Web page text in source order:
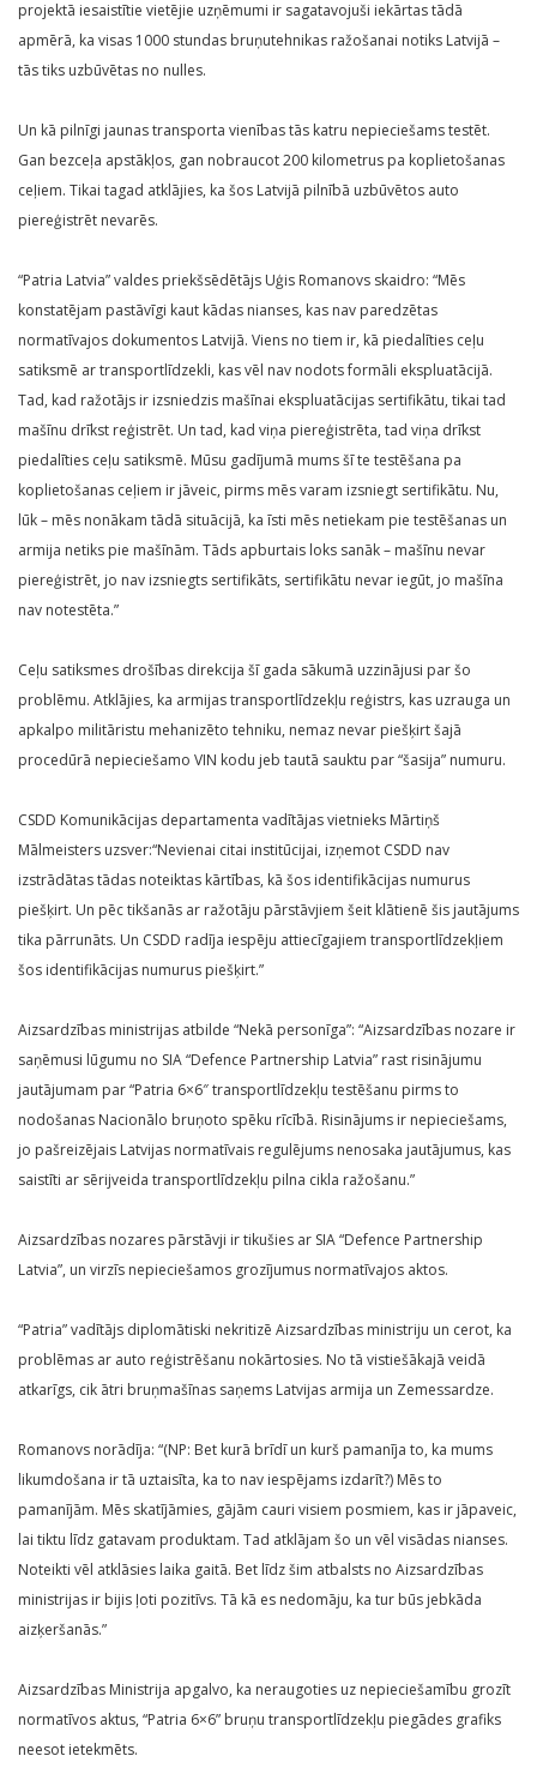
projektā iesaistītie vietējie uzņēmumi ir sagatavojuši iekārtas tādā
apmērā, ka visas 1000 stundas bruņutehnikas ražošanai notiks Latvijā –
tās tiks uzbūvētas no nulles.
Un kā pilnīgi jaunas transporta vienības tās katru nepieciešams testēt.
Gan bezceļa apstākļos, gan nobraucot 200 kilometrus pa koplietošanas
ceļiem. Tikai tagad atklājies, ka šos Latvijā pilnībā uzbūvētos auto
piereģistrēt nevarēs.
“Patria Latvia” valdes priekšsēdētājs Uģis Romanovs skaidro: “Mēs
konstatējam pastāvīgi kaut kādas nianses, kas nav paredzētas
normatīvajos dokumentos Latvijā. Viens no tiem ir, kā piedalīties ceļu
satiksmē ar transportlīdzekli, kas vēl nav nodots formāli ekspluatācijā.
Tad, kad ražotājs ir izsniedzis mašīnai ekspluatācijas sertifikātu, tikai tad
mašīnu drīkst reģistrēt. Un tad, kad viņa piereģistrēta, tad viņa drīkst
piedalīties ceļu satiksmē. Mūsu gadījumā mums šī te testēšana pa
koplietošanas ceļiem ir jāveic, pirms mēs varam izsniegt sertifikātu. Nu,
lūk – mēs nonākam tādā situācijā, ka īsti mēs netiekam pie testēšanas un
armija netiks pie mašīnām. Tāds apburtais loks sanāk – mašīnu nevar
piereģistrēt, jo nav izsniegts sertifikāts, sertifikātu nevar iegūt, jo mašīna
nav notestēta.”
Ceļu satiksmes drošības direkcija šī gada sākumā uzzinājusi par šo
problēmu. Atklājies, ka armijas transportlīdzekļu reģistrs, kas uzrauga un
apkalpo militāristu mehanizēto tehniku, nemaz nevar piešķirt šajā
procedūrā nepieciešamo VIN kodu jeb tautā sauktu par “šasija” numuru.
CSDD Komunikācijas departamenta vadītājas vietnieks Mārtiņš
Mālmeisters uzsver:“Nevienai citai institūcijai, izņemot CSDD nav
izstrādātas tādas noteiktas kārtības, kā šos identifikācijas numurus
piešķirt. Un pēc tikšanās ar ražotāju pārstāvjiem šeit klātienē šis jautājums
tika pārrunāts. Un CSDD radīja iespēju attiecīgajiem transportlīdzekļiem
šos identifikācijas numurus piešķirt.”
Aizsardzības ministrijas atbilde “Nekā personīga”: “Aizsardzības nozare ir
saņēmusi lūgumu no SIA “Defence Partnership Latvia” rast risinājumu
jautājumam par “Patria 6×6″ transportlīdzekļu testēšanu pirms to
nodošanas Nacionālo bruņoto spēku rīcībā. Risinājums ir nepieciešams,
jo pašreizējais Latvijas normatīvais regulējums nenosaka jautājumus, kas
saistīti ar sērijveida transportlīdzekļu pilna cikla ražošanu.”
Aizsardzības nozares pārstāvji ir tikušies ar SIA “Defence Partnership
Latvia”, un virzīs nepieciešamos grozījumus normatīvajos aktos.
“Patria” vadītājs diplomātiski nekritizē Aizsardzības ministriju un cerot, ka
problēmas ar auto reģistrēšanu nokārtosies. No tā vistiešākajā veidā
atkarīgs, cik ātri bruņmašīnas saņems Latvijas armija un Zemessardze.
Romanovs norādīja: “(NP: Bet kurā brīdī un kurš pamanīja to, ka mums
likumdošana ir tā uztaisīta, ka to nav iespējams izdarīt?) Mēs to
pamanījām. Mēs skatījāmies, gājām cauri visiem posmiem, kas ir jāpaveic,
lai tiktu līdz gatavam produktam. Tad atklājam šo un vēl visādas nianses.
Noteikti vēl atklāsies laika gaitā. Bet līdz šim atbalsts no Aizsardzības
ministrijas ir bijis ļoti pozitīvs. Tā kā es nedomāju, ka tur būs jebkāda
aizķeršanās.”
Aizsardzības Ministrija apgalvo, ka neraugoties uz nepieciešamību grozīt
normatīvos aktus, “Patria 6×6” bruņu transportlīdzekļu piegādes grafiks
neesot ietekmēts.